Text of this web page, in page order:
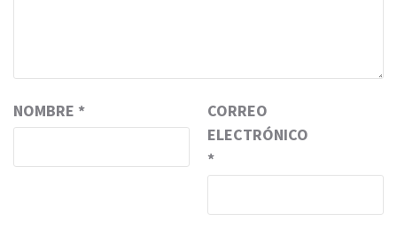
NOMBRE *
CORREO
ELECTRÓNICO
*